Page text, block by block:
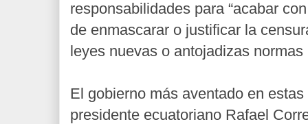
responsabilidades para “acabar
de enmascarar o justificar la
leyes nuevas o antojadizas normas
El gobierno más aventado en
presidente ecuatoriano Rafael